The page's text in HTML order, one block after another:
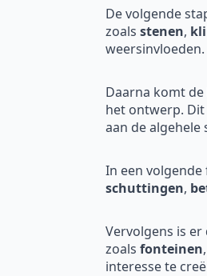
De volgende
zoals stenen,
weersinvloeden.
Daarna komt
het ontwerp.
aan de
In een
schuttingen,
Vervolgens is
zoals fonteinen,
interesse te